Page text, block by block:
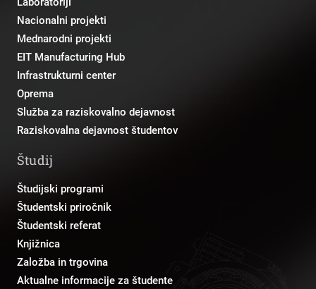
Nacionalni projekti
Mednarodni projekti
EIT Manufacturing Hub
Infrastrukturni center
Oprema
Služba za raziskovalno dejavnost
Raziskovalna dejavnost študentov
Študij
Študijski programi
Študentski priročnik
Študentski referat
Knjižnica
Založba in trgovina
Aktualne informacije za študente